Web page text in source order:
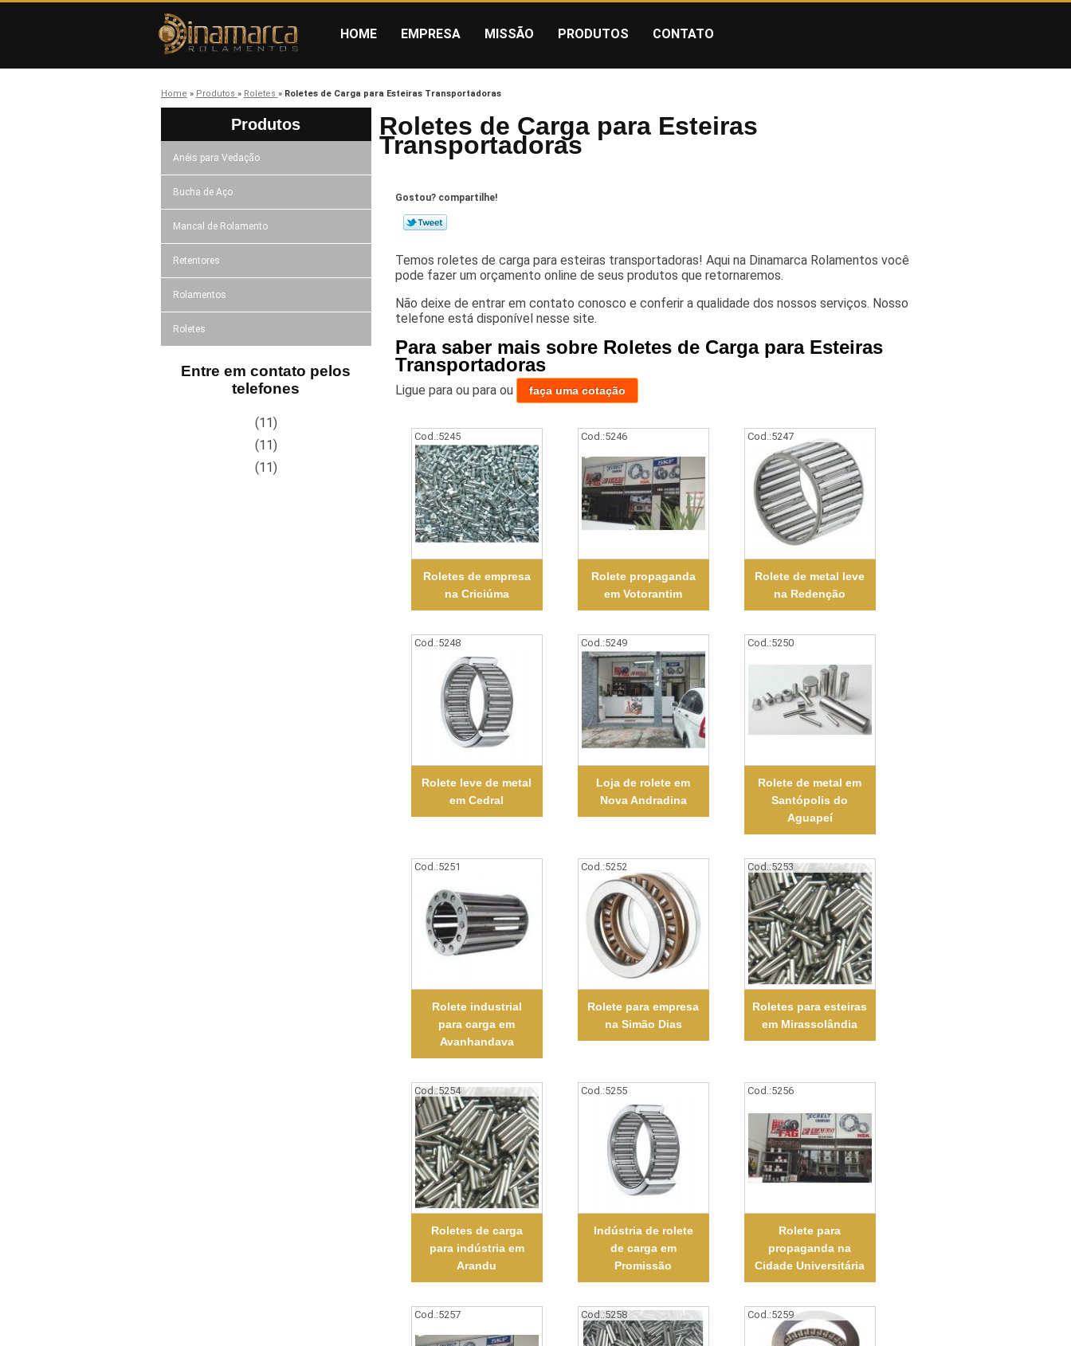
HOME EMPRESA MISSÃO PRODUTOS CONTATO
Home » Produtos » Roletes » Roletes de Carga para Esteiras Transportadoras
Produtos
Anéis para Vedação
Bucha de Aço
Mancal de Rolamento
Retentores
Rolamentos
Roletes
Entre em contato pelos
telefones
(11)
(11)
(11)
Roletes de Carga para Esteiras
Transportadoras
Gostou? compartilhe!
Temos roletes de carga para esteiras transportadoras! Aqui na Dinamarca Rolamentos você
pode fazer um orçamento online de seus produtos que retornaremos.
Não deixe de entrar em contato conosco e conferir a qualidade dos nossos serviços. Nosso
telefone está disponível nesse site.
Para saber mais sobre Roletes de Carga para Esteiras
Transportadoras
Ligue para ou para ou faça uma cotação
Cod.:5245
Roletes de empresa
na Criciúma
Cod.:5246
Rolete propaganda
em Votorantim
Cod.:5247
Rolete de metal leve
na Redenção
Cod.:5248
Rolete leve de metal
em Cedral
Cod.:5249
Loja de rolete em
Nova Andradina
Cod.:5250
Rolete de metal em
Santópolis do
Aguapeí
Cod.:5251
Rolete industrial
para carga em
Avanhandava
Cod.:5252
Rolete para empresa
na Simão Dias
Cod.:5253
Roletes para esteiras
em Mirassolândia
Cod.:5254
Roletes de carga
para indústria em
Arandu
Cod.:5255
Indústria de rolete
de carga em
Promissão
Cod.:5256
Rolete para
propaganda na
Cidade Universitária
Cod.:5257 Cod.:5258 Cod.:5259